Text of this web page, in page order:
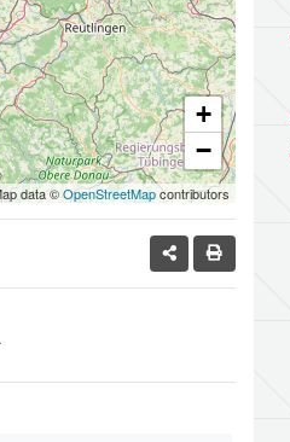
+
−
data ©OpenStreetMapcontributors